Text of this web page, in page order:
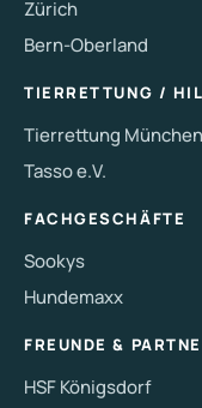
Zürich
Bern-Oberland
TIERRETTUNG /
Tierrettung München
Tasso e.V.
FACHGESCHÄFTE
Sookys
Hundemaxx
FREUNDE &
HSF Königsdorf